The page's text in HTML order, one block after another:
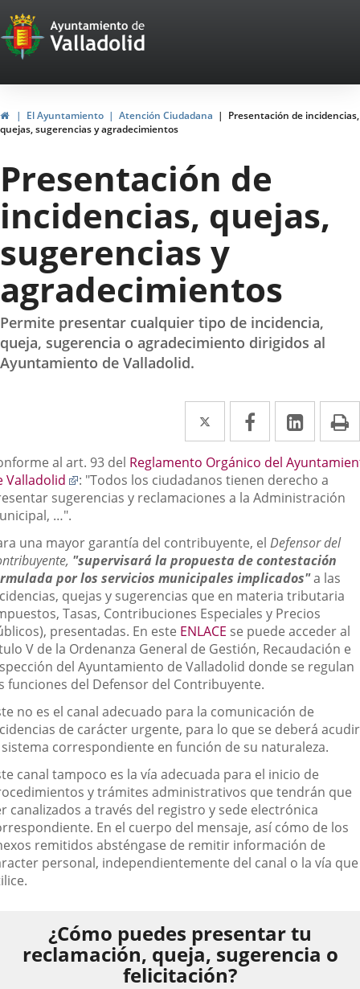
Portal
Web
del
Ayuntamiento
de
Valladolid
HomeEl Ayuntamiento Atención Ciudadana
Presentación de incidencias,
quejas, sugerencias y agradecimientos
Presentación de
incidencias, quejas,
sugerencias y
agradecimientos
Permite presentar cualquier tipo de incidencia,
queja, sugerencia o agradecimiento dirigidos al
Ayuntamiento de Valladolid.
Twitter
Enlace
a
una
aplicación
Facebook
Enlace
a
una
aplicación
Enlace
a
una
al art. 93 del Reglamento Orgánico del
Valladolid
Enlace
a
externa.
: "Todos los ciudadanos tienen derecho a
sugerencias y reclamaciones a la Administración
…".
una mayor garantía del contribuyente, el Defensor del
"supervisará la propuesta de contestación
por los servicios municipales implicados"a las
quejas y sugerencias que en materia tributaria
Tasas, Contribuciones Especiales y Precios
presentadas. En este ENLACE se puede acceder al
V de la Ordenanza General de Gestión, Recaudación e
del Ayuntamiento de Valladolid donde se regulan
funciones del Defensor del Contribuyente.
no es el canal adecuado para la comunicación de
de carácter urgente, para lo que se deberá acudir
correspondiente en función de su naturaleza.
canal tampoco es la vía adecuada para el inicio de
y trámites administrativos que tendrán que
canalizados a través del registro y sede electrónica
En el cuerpo del mensaje, así cómo de los
remitidos absténgase de remitir información de
personal, independientemente del canal o la vía que
¿Cómo puedes presentar tu
reclamación, queja, sugerencia o
felicitación?